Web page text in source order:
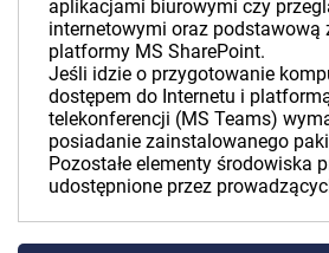
aplikacjami biurowymi czy
internetowymi oraz podstawową
platformy MS SharePoint.
Jeśli idzie o przygotowanie
dostępem do Internetu i
telekonferencji (MS Teams)
posiadanie zainstalowanego
Pozostałe elementy środowiska
udostępnione przez